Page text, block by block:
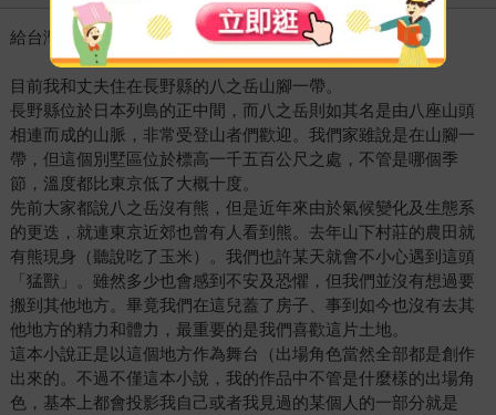
給台灣讀者
目前我和丈夫住在長野縣的八之岳山腳一帶。
長野縣位於日本列島的正中間，而八之岳則如其名是由八座山頭
相連而成的山脈，非常受登山者們歡迎。我們家雖說是在山腳一
帶，但這個別墅區位於標高一千五百公尺之處，不管是哪個季
節，溫度都比東京低了大概十度。
先前大家都說八之岳沒有熊，但是近年來由於氣候變化及生態系
的更迭，就連東京近郊也曾有人看到熊。去年山下村莊的農田就
有熊現身（聽說吃了玉米）。我們也許某天就會不小心遇到這頭
「猛獸」。雖然多少也會感到不安及恐懼，但我們並沒有想過要
搬到其他地方。畢竟我們在這兒蓋了房子、事到如今也沒有去其
他地方的精力和體力，最重要的是我們喜歡這片土地。
這本小說正是以這個地方作為舞台（出場角色當然全部都是創作
出來的。不過不僅這本小說，我的作品中不管是什麼樣的出場角
色，基本上都會投影我自己或者我見過的某個人的一部分就是